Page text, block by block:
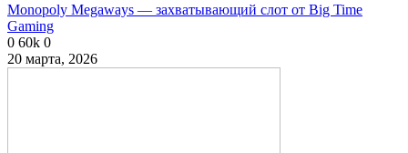
Monopoly Megaways — захватывающий слот от Big Time
Gaming
0 60k 0
20 марта, 2026